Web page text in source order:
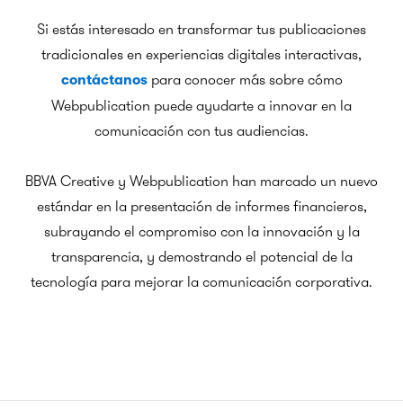
Si estás interesado en transformar tus publicaciones
tradicionales en experiencias digitales interactivas,
contáctanospara conocer más sobre cómo
Webpublication puede ayudarte a innovar en la
comunicación con tus audiencias.
BBVA Creative y Webpublication han marcado un nuevo
estándar en la presentación de informes financieros,
subrayando el compromiso con la innovación y la
transparencia, y demostrando el potencial de la
tecnología para mejorar la comunicación corporativa.